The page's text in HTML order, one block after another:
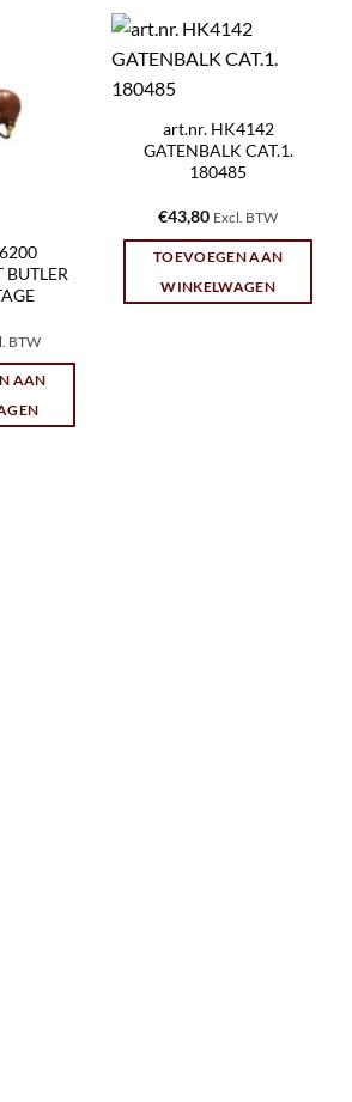
BUTLER
BTW
AAN
art.nr. HK4142
GATENBALK CAT.1.
180485
€43,80 Excl. BTW
TOEVOEGEN AAN
WINKELWAGEN